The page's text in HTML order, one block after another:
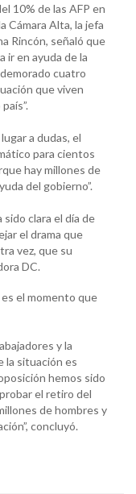
10% de las AFP en
Cámara Alta, la jefa
Rincón, señaló que
ir en ayuda de la
cuatro
que viven
a dudas, el
para cientos
hay millones de
del gobierno”.
clara el día de
el drama que
vez, que su
DC.
el momento que
y la
la situación es
hemos sido
el retiro del
de hombres y
concluyó.